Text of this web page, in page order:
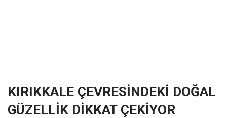
KIRIKKALE ÇEVRESİNDEKİ DOĞAL
GÜZELLİK DİKKAT ÇEKİYOR